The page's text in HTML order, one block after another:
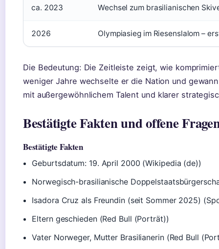
ca. 2023 Wechsel zum brasilianischen
2026 Olympiasieg im Riesenslalom –
Die Bedeutung: Die Zeitleiste zeigt, wie
weniger Jahre wechselte er die Nation und
mit außergewöhnlichem Talent und klarer
Bestätigte Fakten und offene
Bestätigte Fakten
Geburtsdatum: 19. April 2000 (Wikipedia (de))
Norwegisch-brasilianische
Isadora Cruz als Freundin (seit Sommer 2025)
Eltern geschieden (Red Bull (Porträt))
Vater Norweger, Mutter Brasilianerin (Red Bull